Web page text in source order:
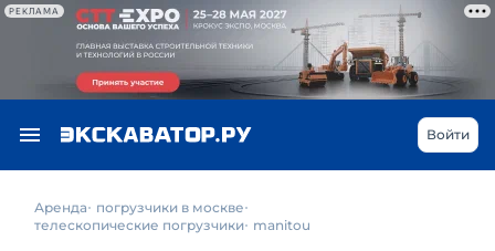
РЕКЛАМА
Войти
Аренда
погрузчики в москве
телескопические погрузчики manitou